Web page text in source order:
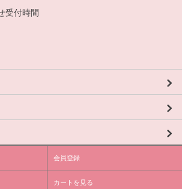
受付時間
会員登録
カートを見る